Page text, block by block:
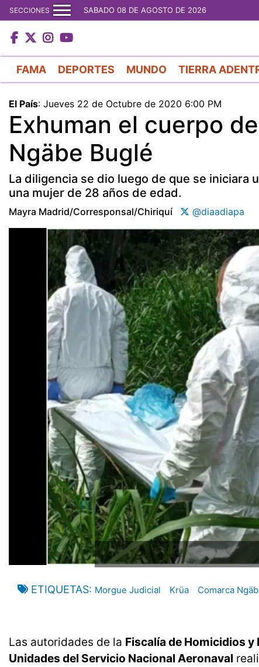
SECCIONES SABADO 08 DE AGOSTO DE 2026
FAMA DEPORTES MUNDO TIERRA
El País: Jueves 22 de Octubre de 2020 6:00 PM
Exhuman el cuerpo
Ngäbe Buglé
La diligencia se dio luego de que se iniciara
una mujer de 28 años de edad.
Mayra Madrid/corresponsal/chiriquí @diaadiapa
ETIQUETAS Morgue Judicial Krüa Comarca
Las autoridades de la Fiscalía de Homicidios
Unidades del Servicio Nacional Aeronaval